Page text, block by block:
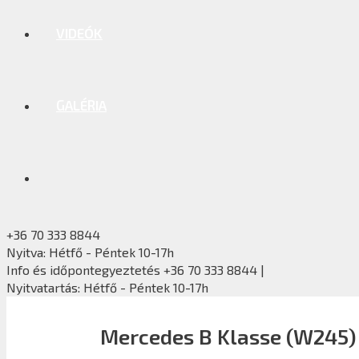
+36 70 333 8844
Nyitva: Hétfő - Péntek 10-17h
Info és időpontegyeztetés +36 70 333 8844 |
Nyitvatartás: Hétfő - Péntek 10-17h
Mercedes B Klasse